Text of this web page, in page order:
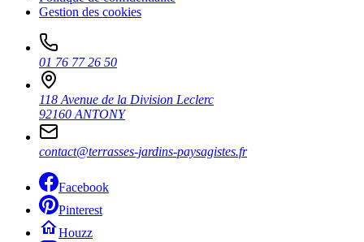
Gestion des cookies
01 76 77 26 50
118 Avenue de la Division Leclerc
92160 ANTONY
contact@terrasses-jardins-paysagistes.fr
Facebook
Pinterest
Houzz